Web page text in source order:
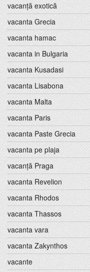
vacanță exotică
vacanta Grecia
vacanta hamac
vacanta in Bulgaria
vacanta Kusadasi
vacanta Lisabona
vacanta Malta
vacanta Paris
vacanta Paste Grecia
vacanta pe plaja
vacanță Praga
vacanta Revelion
vacanta Rhodos
vacanta Thassos
vacanta vara
vacanta Zakynthos
vacante